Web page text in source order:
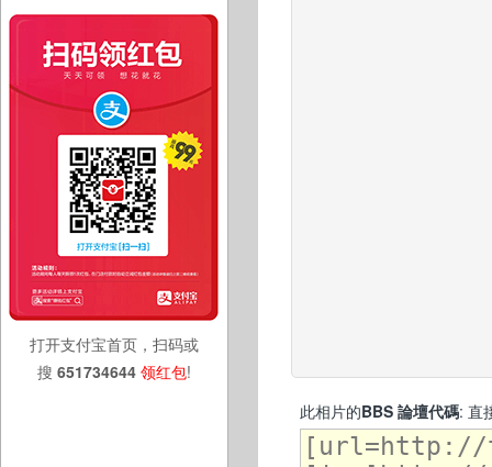
打开支付宝首页，扫码或
搜 651734644 领红包!
此相片的BBS 論壇代碼: 直